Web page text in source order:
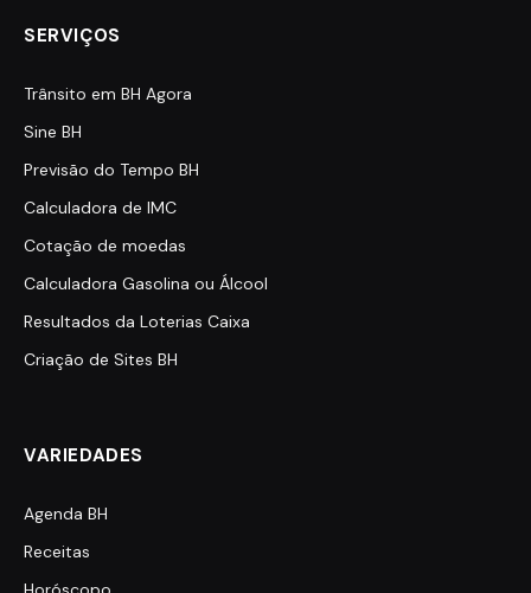
SERVIÇOS
Trânsito em BH Agora
Sine BH
Previsão do Tempo BH
Calculadora de IMC
Cotação de moedas
Calculadora Gasolina ou Álcool
Resultados da Loterias Caixa
Criação de Sites BH
VARIEDADES
Agenda BH
Receitas